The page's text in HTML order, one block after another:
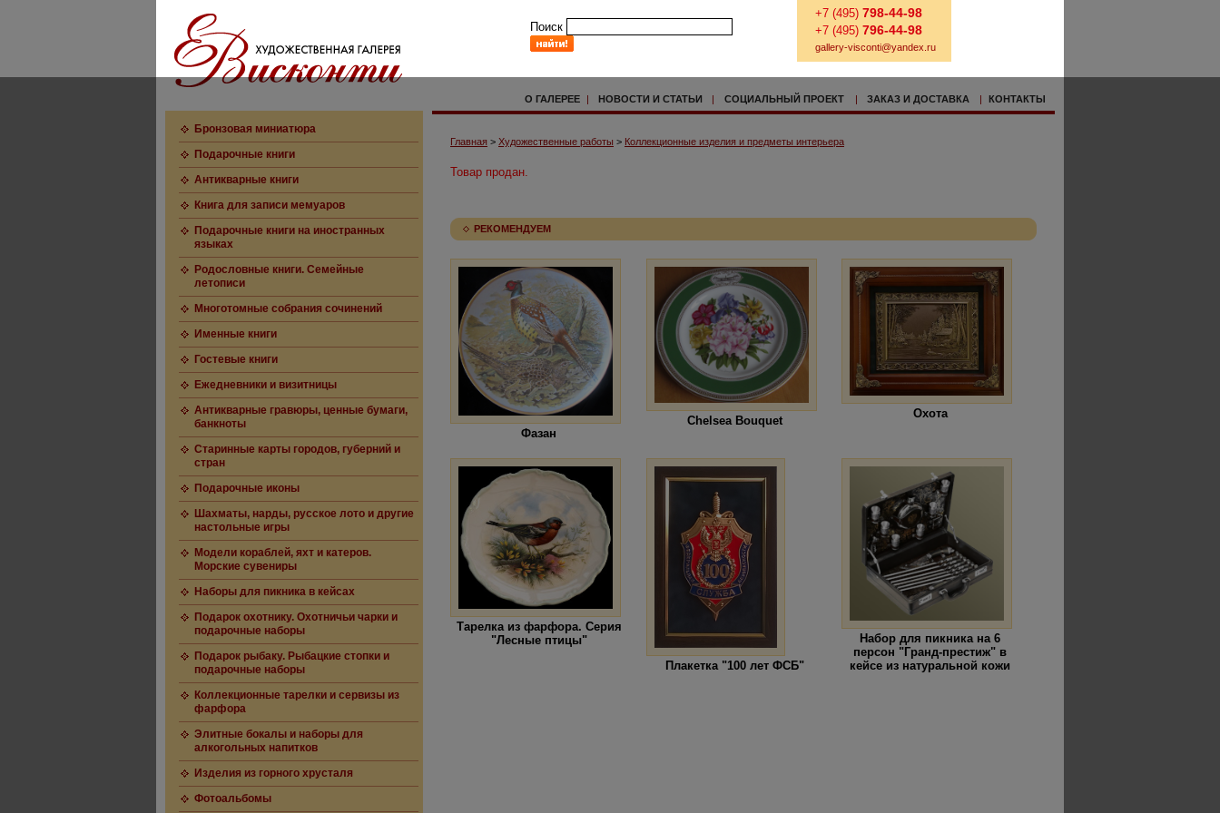
Поиск
+7 (495) 798-44-98
+7 (495) 796-44-98
gallery-visconti@yandex.ru
О ГАЛЕРЕЕ | НОВОСТИ И СТАТЬИ | СОЦИАЛЬНЫЙ ПРОЕКТ | ЗАКАЗ И ДОСТАВКА | КОНТАКТЫ
Бронзовая миниатюра
Подарочные книги
Антикварные книги
Книга для записи мемуаров
Подарочные книги на иностранных
языках
Родословные книги. Семейные
летописи
Многотомные собрания сочинений
Именные книги
Гостевые книги
Ежедневники и визитницы
Антикварные гравюры, ценные бумаги,
банкноты
Старинные карты городов, губерний и
стран
Подарочные иконы
Шахматы, нарды, русское лото и другие
настольные игры
Модели кораблей, яхт и катеров.
Морские сувениры
Наборы для пикника в кейсах
Подарок охотнику. Охотничьи чарки и
подарочные наборы
Подарок рыбаку. Рыбацкие стопки и
подарочные наборы
Коллекционные тарелки и сервизы из
фарфора
Элитные бокалы и наборы для
алкогольных напитков
Изделия из горного хрусталя
Фотоальбомы
Главная > Художественные работы > Коллекционные изделия и предметы интерьера
Товар продан.
РЕКОМЕНДУЕМ
Фазан
Chelsea Bouquet
Охота
Тарелка из фарфора. Серия
"Лесные птицы"
Плакетка "100 лет ФСБ"
Набор для пикника на 6
персон "Гранд-престиж" в
кейсе из натуральной кожи